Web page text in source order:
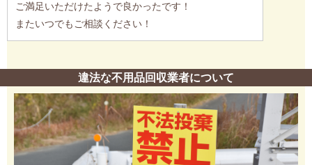
ご満足いただけたようで良かったです！
またいつでもご相談ください！
違法な不用品回収業者について